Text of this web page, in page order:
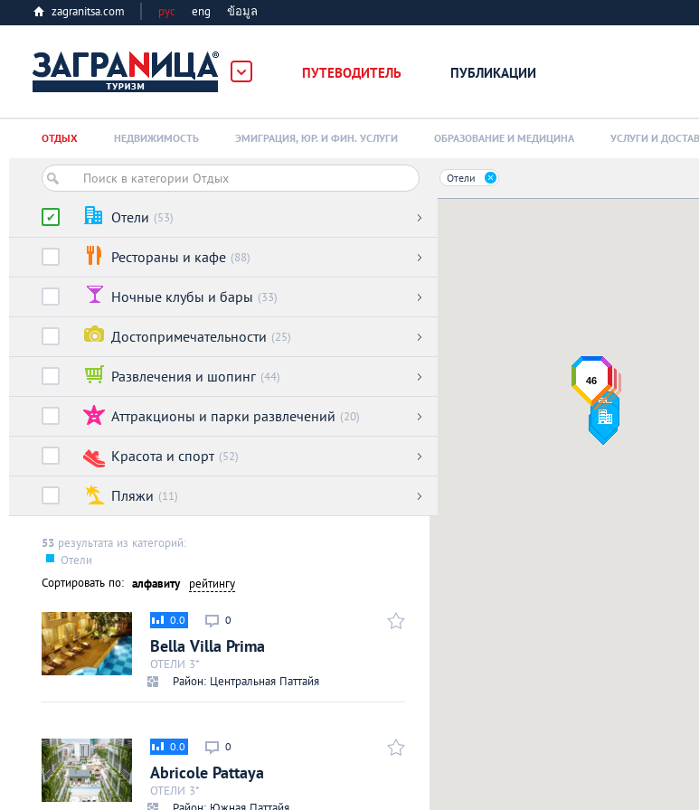
zagranitsa.com рус eng ข้อมูล
ПУТЕВОДИТЕЛЬ ПУБЛИКАЦИИ
Алматы
Киев
Лондон
Лос-Анджелес
Париж
Паттайя
Санкт-Петербург
ОТДЫХ НЕДВИЖИМОСТЬ ЭМИГРАЦИЯ, ЮР. И ФИН. УСЛУГИ ОБРАЗОВАНИЕ И МЕДИЦИНА УСЛУГИ И
Отели (53)
Рестораны и кафе (88)
Ночные клубы и бары (33)
Достопримечательности (25)
Развлечения и шопинг (44)
Аттракционы и парки развлечений (20)
Красота и спорт (52)
Пляжи (11)
53 результата из категорий:
Отели
Сортировать по: алфавиту рейтингу
0
0.0
Bella Villa Prima
ОТЕЛИ 3*
Район: Центральная Паттайя
0
0.0
Abricole Pattaya
ОТЕЛИ 3*
Отели
46